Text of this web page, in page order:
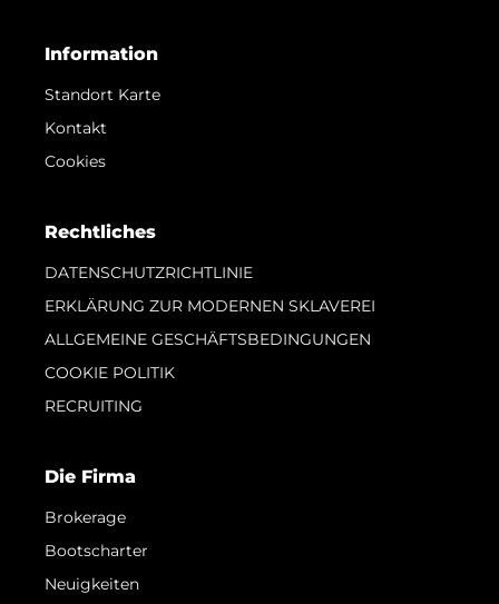
Information
Standort Karte
Kontakt
Cookies
Rechtliches
DATENSCHUTZRICHTLINIE
ERKLÄRUNG ZUR MODERNEN SKLAVEREI
ALLGEMEINE GESCHÄFTSBEDINGUNGEN
COOKIE POLITIK
RECRUITING
Die Firma
Brokerage
Bootscharter
Neuigkeiten